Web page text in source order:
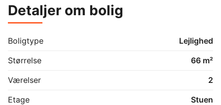
Detaljer om bolig
Boligtype
Lejlighed
Størrelse
66 m²
Værelser
2
Etage
Stuen